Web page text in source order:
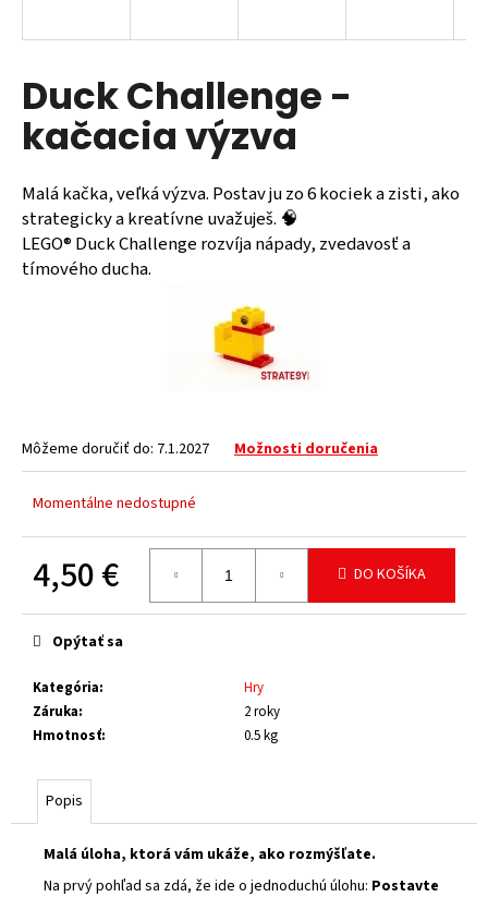
Duck Challenge -
kačacia výzva
Malá kačka, veľká výzva. Postav ju zo 6 kociek a zisti, ako
strategicky a kreatívne uvažuješ. 🧠
LEGO® Duck Challenge rozvíja nápady, zvedavosť a
tímového ducha.
Môžeme doručiť do: 7.1.2027 Možnosti doručenia
Momentálne nedostupné
4,50 €
cena:
DO KOŠÍKA
Kategória:
Hry
Záruka:
2 roky
Hmotnosť: 0.5 kg
Opýtať sa
Popis
Malá úloha, ktorá vám ukáže, ako rozmýšľate.
Na prvý pohľad sa zdá, že ide o jednoduchú úlohu: Postavte
s
ť
?
HĽADAŤ